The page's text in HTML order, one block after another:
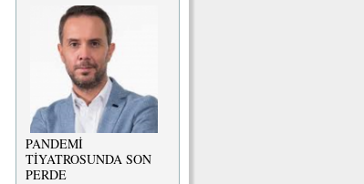
PANDEMİ
TİYATROSUNDA SON
PERDE